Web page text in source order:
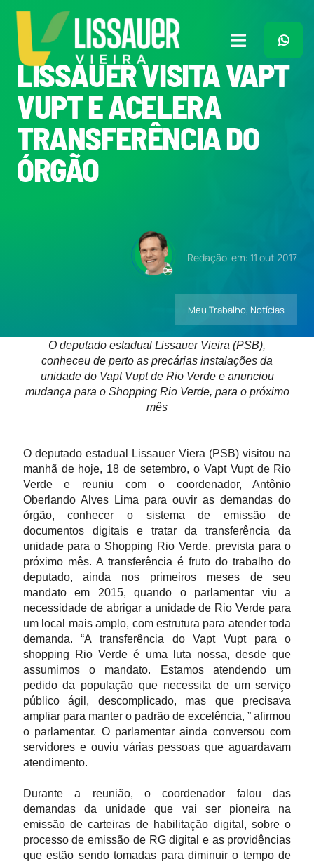
para
conteúdo
Toggle
Navigation
Home
Plano de Governo
Meu Trabalho
Contatos
LISSAUER VISITA VAPT
VUPT E ACELERA
TRANSFERÊNCIA DO
ÓRGÃO
Redação em: 11 out 2017
Meu Trabalho, Notícias
O deputado estadual Lissauer Vieira (PSB),
conheceu de perto as precárias instalações da
unidade do Vapt Vupt de Rio Verde e anunciou
mudança para o Shopping Rio Verde, para o próximo
mês
O deputado estadual Lissauer Viera (PSB) visitou na
manhã de hoje, 18 de setembro, o Vapt Vupt de Rio
Verde e reuniu com o coordenador, Antônio
Oberlando Alves Lima para ouvir as demandas do
órgão, conhecer o sistema de emissão de
documentos digitais e tratar da transferência da
unidade para o Shopping Rio Verde, prevista para o
próximo mês. A transferência é fruto do trabalho do
deputado, ainda nos primeiros meses de seu
mandato em 2015, quando o parlamentar viu a
necessidade de abrigar a unidade de Rio Verde para
um local mais amplo, com estrutura para atender toda
demanda. “A transferência do Vapt Vupt para o
shopping Rio Verde é uma luta nossa, desde que
assumimos o mandato. Estamos atendendo um
pedido da população que necessita de um serviço
público ágil, descomplicado, mas que precisava
ampliar para manter o padrão de excelência, ” afirmou
o parlamentar. O parlamentar ainda conversou com
servidores e ouviu várias pessoas que aguardavam
atendimento.
Durante a reunião, o coordenador falou das
demandas da unidade que vai ser pioneira na
emissão de carteiras de habilitação digital, sobre o
processo de emissão de RG digital e as providências
que estão sendo tomadas para diminuir o tempo de